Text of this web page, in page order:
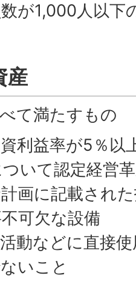
が1,000人以下
産
て満たすもの
利益率が5％以
いて認定経営
画に記載され
可欠な設備
動などに直接
いこと